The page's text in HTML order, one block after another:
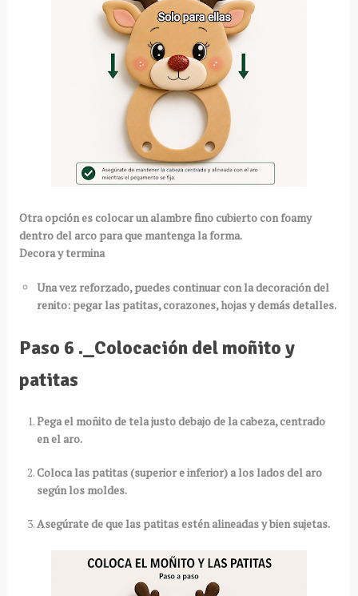
Otra opción es colocar un alambre fino cubierto con foamy
dentro del arco para que mantenga la forma.
Decora y termina
Una vez reforzado, puedes continuar con la decoración del
renito: pegar las patitas, corazones, hojas y demás detalles.
Paso 6 ._Colocación del moñito y
patitas
Pega el moñito de tela justo debajo de la cabeza, centrado
en el aro.
Coloca las patitas (superior e inferior) a los lados del aro
según los moldes.
Asegúrate de que las patitas estén alineadas y bien sujetas.